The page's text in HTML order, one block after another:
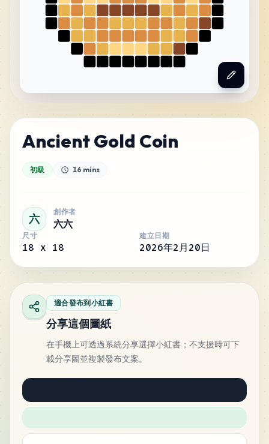
Ancient Gold Coin
初級 16 mins
六
創作者
六六
尺寸
18 x 18
建立日期
2026年2月20日
適合發布到小紅書
分享這個圖紙
在手機上可透過系統分享選擇小紅書；不支援時可下
載分享圖並複製發布文案。